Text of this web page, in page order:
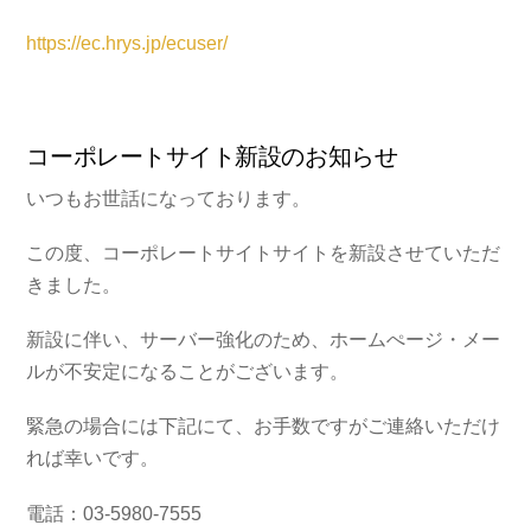
https://ec.hrys.jp/ecuser/
コーポレートサイト新設のお知らせ
いつもお世話になっております。
この度、コーポレートサイトサイトを新設させていただ
きました。
新設に伴い、サーバー強化のため、ホームぺージ・メー
ルが不安定になることがございます。
緊急の場合には下記にて、お手数ですがご連絡いただけ
れば幸いです。
電話：03-5980-7555